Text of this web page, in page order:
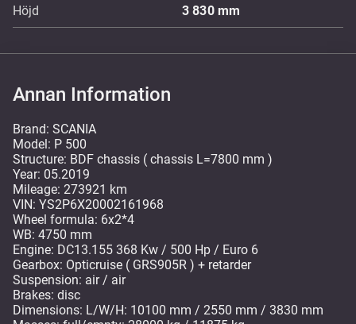
Höjd 3 830 mm
Annan Information
Brand: SCANIA
Model: P 500
Structure: BDF chassis ( chassis L=7800 mm )
Year: 05.2019
Mileage: 273921 km
VIN: YS2P6X20002161968
Wheel formula: 6x2*4
WB: 4750 mm
Engine: DC13.155 368 Kw / 500 Hp / Euro 6
Gearbox: Opticruise ( GRS905R ) + retarder
Suspension: air / air
Brakes: disc
Dimensions: L/W/H: 10100 mm / 2550 mm / 3830 mm